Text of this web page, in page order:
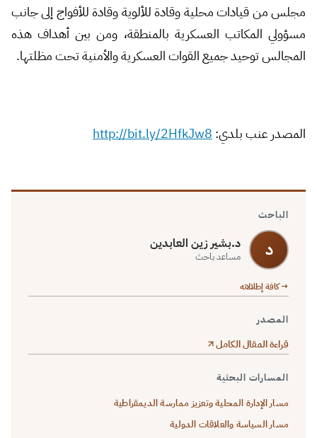
مجلس من قيادات محلية وقادة للألوية وقادة للأفواج إلى جانب
مسؤولي المكاتب العسكرية بالمنطقة، ومن بين أهداف هذه
المجالس توحيد جميع القوات العسكرية والأمنية تحت مظلتها.
المصدر عنب بلدي: http://bit.ly/2HfkJw8
الباحث
د د.بشير زين العابدين
مساعد باحث
→ كافة إطلالاته
المصدر
قراءة المقال الكامل
المسارات البحثية
مسار الإدارة المحلية وتعزيز ممارسة الديمقراطية
مسار السياسة والعلاقات الدولية